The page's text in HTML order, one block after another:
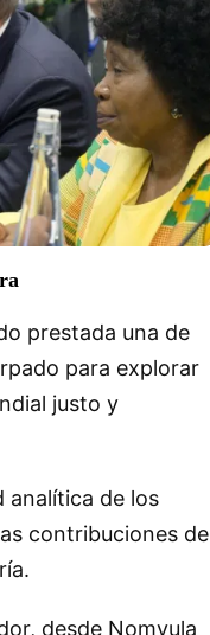
prestada una de
para explorar
justo y
analítica de los
contribuciones de
desde Nomvula